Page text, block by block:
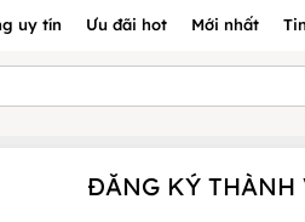
uy tín Ưu đãi hot Mới nhất
ĐĂNG KÝ THÀNH